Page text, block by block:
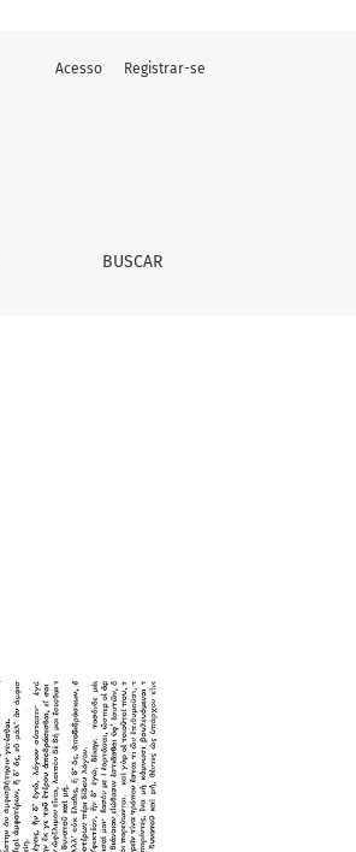
BUSCAR
Acesso Registrar-se